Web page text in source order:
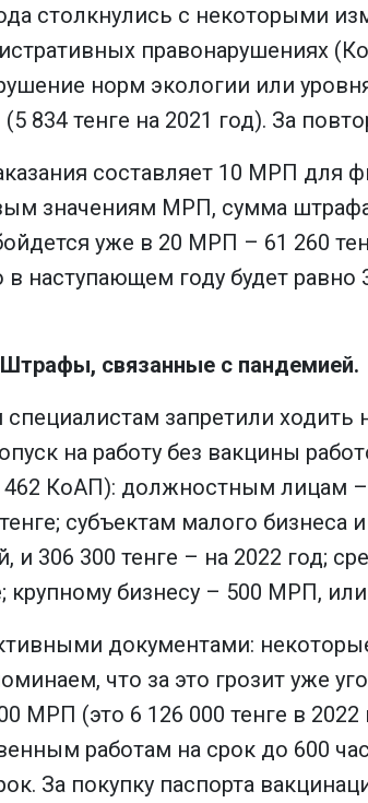
столкнулись с некоторыми
правонарушениях
норм экологии или
834 тенге на 2021 год). За
составляет 10 МРП для
значениям МРП, сумма
уже в 20 МРП – 61 260
наступающем году будет равно
Штрафы, связанные с пандемией.
запретили
на работу без вакцины
КоАП): должностным лицам –
субъектам малого
и 306 300 тенге – на 2022 год;
бизнесу – 500 МРП, или
документами:
что за это грозит уже
МРП (это 6 126 000 тенге в
работам на срок до 600
За покупку паспорта